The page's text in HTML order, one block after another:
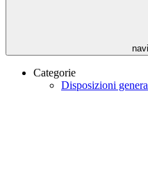
Categorie
Disposizioni